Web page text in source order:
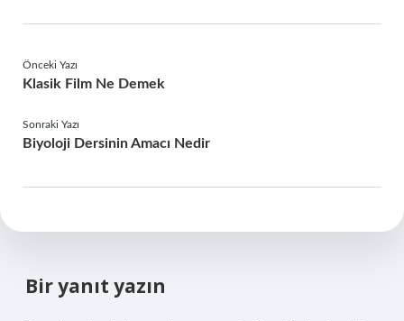
Önceki Yazı
Klasik Film Ne Demek
Sonraki Yazı
Biyoloji Dersinin Amacı Nedir
Bir yanıt yazın